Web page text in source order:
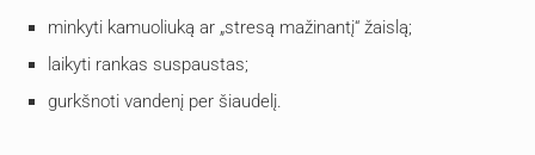
minkyti kamuoliuką ar „stresą mažinantį“ žaislą;
laikyti rankas suspaustas;
gurkšnoti vandenį per šiaudelį.